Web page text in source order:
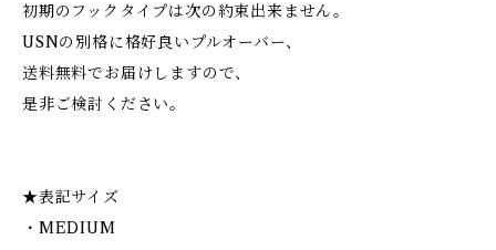
初期のフックタイプは次の約束出来ません。
USNの別格に格好良いプルオーバー、
送料無料でお届けしますので、
是非ご検討ください。
★表記サイズ
・MEDIUM